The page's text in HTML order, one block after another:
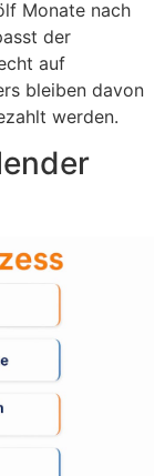
Monate nach
der
auf
bleiben davon
werden.